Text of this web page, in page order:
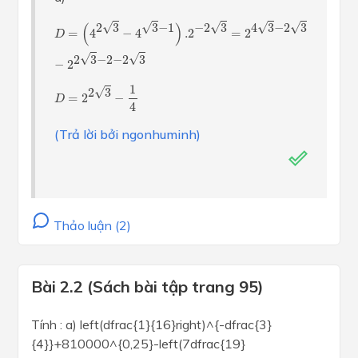
D = (42√3 − 4√3−1) .2−2√3 = 24√3−2√3
− 22√3−2−2√3
2 3− 43 .2− 3 3 23 2 − − 3
D = 22√3 −
1
4
3 −1
(Trả lời bởi ngonhuminh)
Thảo luận (2)
Bài 2.2 (Sách bài tập trang 95)
Tính : a) left(dfrac{1}{16}right)^{-dfrac{3}
{4}}+810000^{0,25}-left(7dfrac{19}